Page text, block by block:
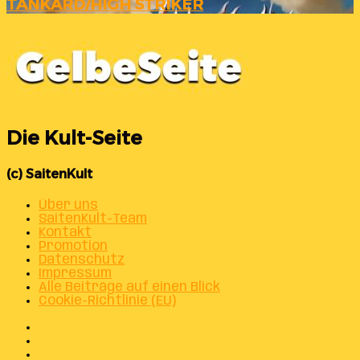
TANKARD/HIGH STRIKER
Die Kult-Seite
(c) SaitenKult
Über uns
SaitenKult-Team
Kontakt
Promotion
Datenschutz
Impressum
Alle Beiträge auf einen Blick
Cookie-Richtlinie (EU)